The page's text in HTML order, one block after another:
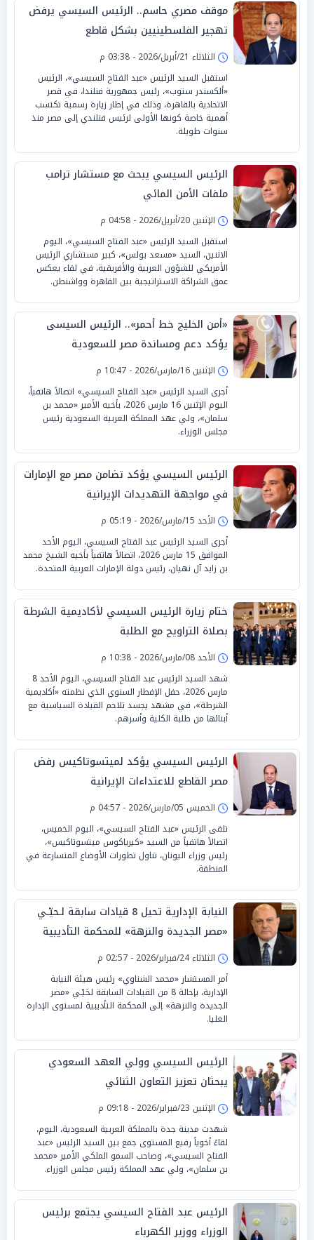
موقف مصري حاسم.. الرئيس السيسي يرفض
تهجير الفلسطينيين بشكل قاطع
الثلاثاء 21/أبريل/2026 - 03:38 م
استقبل السيد الرئيس «عبد الفتاح السيسي»، الرئيس
«ألكسندر ستوب»، رئيس جمهورية فنلندا، في قصر
الاتحادية بالقاهرة، وذلك في إطار زيارة رسمية تكتسب
أهمية خاصة كونها الأولى لرئيس فنلندي إلى مصر منذ
سنوات طويلة.
الرئيس السيسي يبحث مع مستشار ترامب
ملفات الأمن المائي
الإثنين 20/أبريل/2026 - 04:58 م
استقبل السيد الرئيس «عبد الفتاح السيسي»، اليوم
الاثنين، السيد «مسعد بولس»، كبير مستشاري الرئيس
الأمريكي للشؤون العربية والأفريقية، في لقاء يعكس
عمق الشراكة الاستراتيجية بين القاهرة وواشنطن.
«أمن الخليج خط أحمر».. الرئيس السيسى
يؤكد دعم ومساندة مصر للسعودية
الإثنين 16/مارس/2026 - 10:47 م
أجرى السيد الرئيس «عبد الفتاح السيسي» اتصالاً هاتفياً،
اليوم الإثنين 16 مارس 2026، بأخيه الأمير «محمد بن
سلمان»، ولي عهد المملكة العربية السعودية رئيس
مجلس الوزراء.
الرئيس السيسي يؤكد تضامن مصر مع الإمارات
في مواجهة التهديدات الإيرانية
الأحد 15/مارس/2026 - 05:19 م
أجرى السيد الرئيس عبد الفتاح السيسي، اليوم الأحد
الموافق 15 مارس 2026، اتصالاً هاتفياً بأخيه الشيخ محمد
بن زايد آل نهيان، رئيس دولة الإمارات العربية المتحدة.
ختام زيارة الرئيس السيسي لأكاديمية الشرطة
بصلاة التراويح مع الطلبة
الأحد 08/مارس/2026 - 10:38 م
شهد السيد الرئيس عبد الفتاح السيسي، اليوم الأحد 8
مارس 2026، حفل الإفطار السنوي الذي نظمته «أكاديمية
الشرطة»، في مشهد يجسد تلاحم القيادة السياسية مع
أبنائها من طلبة الكلية وأسرهم.
الرئيس السيسي يؤكد لميتسوتاكيس رفض
مصر القاطع للاعتداءات الإيرانية
الخميس 05/مارس/2026 - 04:57 م
تلقى الرئيس «عبد الفتاح السيسي»، اليوم الخميس،
اتصالاً هاتفياً من السيد «كيرياكوس ميتسوتاكيس»،
رئيس وزراء اليونان، تناول تطورات الأوضاع المتسارعة في
المنطقة.
النيابة الإدارية تحيل 8 قيادات سابقة لـحيّـي
«مصر الجديدة والنزهة» للمحكمة التأديبية
الثلاثاء 24/فبراير/2026 - 02:57 م
أمر المستشار «محمد الشناوي» رئيس هيئة النيابة
الإدارية، بإحالة 8 من القيادات السابقة لحَيّـي «مصر
الجديدة والنزهة» إلى المحكمة التأديبية لمستوى الإدارة
العليا.
الرئيس السيسي وولي العهد السعودي
يبحثان تعزيز التعاون الثنائي
الإثنين 23/فبراير/2026 - 09:18 م
شهدت مدينة جدة بالمملكة العربية السعودية، اليوم،
لقاءً أخوياً رفيع المستوى جمع بين السيد الرئيس «عبد
الفتاح السيسي»، وصاحب السمو الملكي الأمير «محمد
بن سلمان»، ولي عهد المملكة رئيس مجلس الوزراء.
الرئيس عبد الفتاح السيسي يجتمع برئيس
الوزراء ووزير الكهرباء